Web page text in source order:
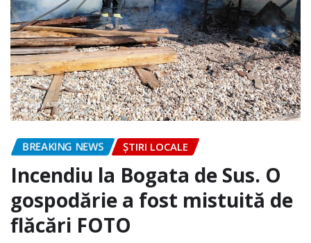
BREAKING NEWS ȘTIRI LOCALE
Incendiu la Bogata de Sus. O
gospodărie a fost mistuită de
flăcări FOTO